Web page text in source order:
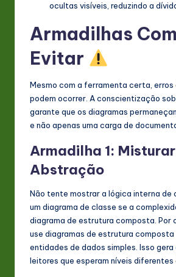
ocultas visíveis, reduzindo a
Armadilhas
Evitar
Mesmo com a ferramenta certa, erros
podem ocorrer. A conscientização
garante que os diagramas
e não apenas uma carga de
Armadilha 1:
Abstração
Não tente mostrar a lógica interna de
um diagrama de classe se a
diagrama de estrutura composta. Por
use diagramas de estrutura composta
entidades de dados simples. Isso
leitores que esperam níveis diferentes